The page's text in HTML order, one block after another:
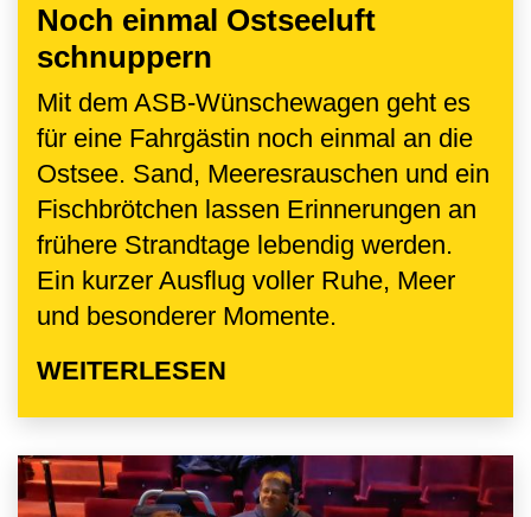
Noch einmal Ostseeluft
schnuppern
Mit dem ASB-Wünschewagen geht es
für eine Fahrgästin noch einmal an die
Ostsee. Sand, Meeresrauschen und ein
Fischbrötchen lassen Erinnerungen an
frühere Strandtage lebendig werden.
Ein kurzer Ausflug voller Ruhe, Meer
und besonderer Momente.
WEITERLESEN